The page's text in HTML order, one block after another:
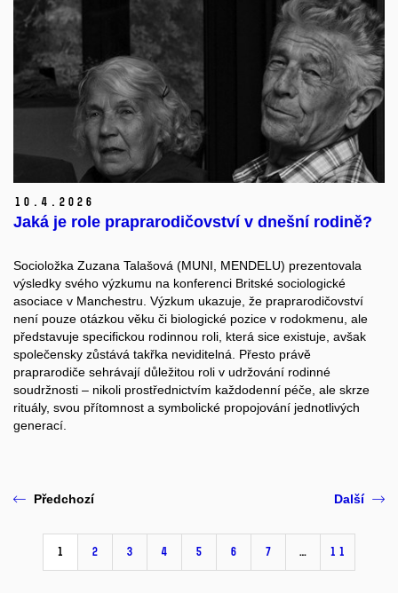
10. 4. 2026
Jaká je role praprarodičovství v dnešní rodině?
Socioložka Zuzana Talašová (MUNI, MENDELU) prezentovala
výsledky svého výzkumu na konferenci Britské sociologické
asociace v Manchestru. Výzkum ukazuje, že praprarodičovství
není pouze otázkou věku či biologické pozice v rodokmenu, ale
představuje specifickou rodinnou roli, která sice existuje, avšak
společensky zůstává takřka neviditelná. Přesto právě
praprarodiče sehrávají důležitou roli v udržování rodinné
soudržnosti – nikoli prostřednictvím každodenní péče, ale skrze
rituály, svou přítomnost a symbolické propojování jednotlivých
generací.
Předchozí
1 2 3 4 5 6 7 … 11
Další